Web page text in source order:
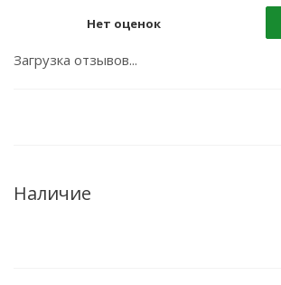
Нет оценок
Загрузка отзывов...
Наличие